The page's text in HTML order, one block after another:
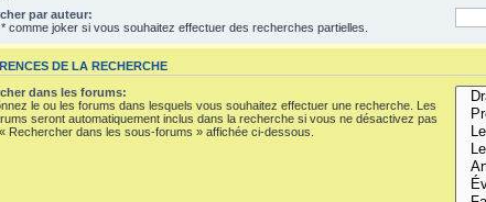
par auteur:
comme joker si vous souhaitez effectuer des recherches partielles.
DE LA RECHERCHE
dans les forums:
le ou les forums dans lesquels vous souhaitez effectuer une recherche. Les
seront automatiquement inclus dans la recherche si vous ne désactivez pas
« Rechercher dans les sous-forums » affichée ci-dessous.